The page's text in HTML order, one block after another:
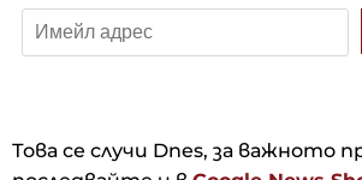
Това се случи Dnes, за важното